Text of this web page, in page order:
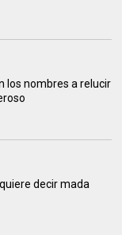
los nombres a relucir
decir mada